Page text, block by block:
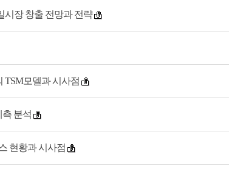
시장 창출 전망과 전략
TSM모델과 시사점
측 분석
현황과 시사점